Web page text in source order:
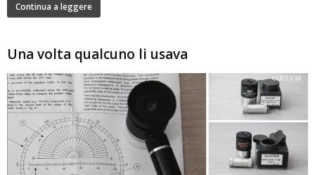
Continua a leggere
Una volta qualcuno li usava